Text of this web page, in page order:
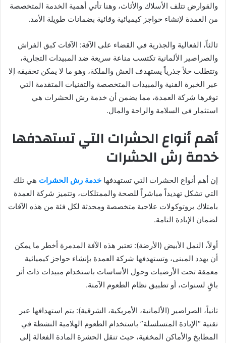
والقوارض تتلف الأسلاك والأثاث، وهنا تأتي أهمية الخدمة المتخصصة
من العمدة لإنشاء حواجز كيميائية وقائية بضمانات طويلة الأمد.
ثالثاً، الفعالية والجذرية في القضاء على الآفة: الآفات كبق الفراش
والصراصير الألمانية تكتسب مناعة سريعة ضد المبيدات التجارية،
وتتطلب حلاً جذرياً يستهدف العش والملكة، وهو ما لا يمكن تحقيقه إلا
عبر الخبرة الفنية والمبيدات المتخصصة والتقنيات المتقدمة التي
توفرها شركة العمدة، مما يضمن أن خدمة رش الحشرات هي
استثمار في السلامة والراحة والمال.
أهم أنواع الحشرات التي تستهدفها
خدمة رش الحشرات
إن أهم أنواع الحشرات التي تستهدفها خدمة رش الحشرات هي تلك
التي تشكل تهديداً مباشراً للصحة والممتلكات، وتتميز شركة العمدة
بامتلاك بروتوكولات علاجية متخصصة ومحدثة لكل فئة من هذه الآفات
لضمان الإبادة التامة.
أولاً، النمل الأبيض (الأرضة): تعتبر هذه الآفة المدمرة أخطر ما يمكن
أن يهدد المبنى، وتستهدفها شركة العمدة بإنشاء حواجز كيميائية
معمقة تحت الأرضيات وحول الأساسات باستخدام مبيدات ذات أثر
باقٍ لسنوات، أو تطبيق نظام الطعوم الآمنة.
ثانياً، الصراصير (الألمانية، الأمريكية، الشرقية): يتم استهدافها عبر
تقنية “الإبادة المتسلسلة” باستخدام الطعوم الهلامية النشطة في
المطابخ والأماكن المخفية، حيث تنقل الحشرة المادة الفعالة إلى